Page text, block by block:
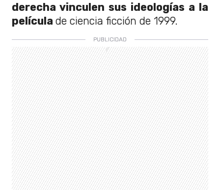
derecha vinculen sus ideologías a la
película de ciencia ficción de 1999.